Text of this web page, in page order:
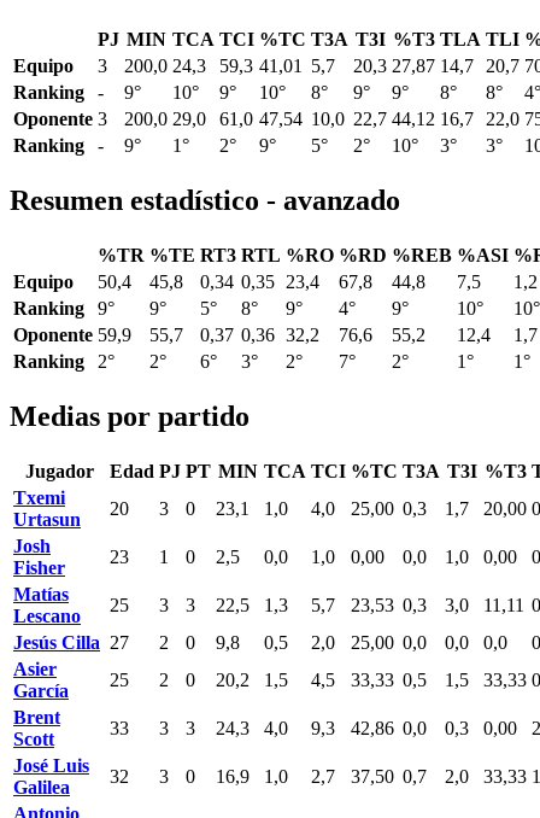
PJ MIN TCA TCI %TC T3A T3I %T3 TLA TLI
Equipo
3 200,0 24,3 59,3 41,01 5,7 20,3 27,87 14,7 20,7
Ranking
- 9° 10° 9° 10° 8° 9° 9° 8° 8°
4°
Oponente 3 200,0 29,0 61,0 47,54 10,0 22,7 44,12 16,7 22,0
Ranking
- 9° 1° 2° 9° 5° 2° 10° 3° 3°
Resumen estadístico - avanzado
%TR %TE RT3 RTL %RO %RD %REB %ASI
Equipo
50,4 45,8 0,34 0,35 23,4 67,8 44,8 7,5
1,2
Ranking
9° 9° 5° 8° 9° 4° 9° 10°
10°
Oponente 59,9 55,7 0,37 0,36 32,2 76,6 55,2 12,4
1,7
Ranking
2° 2° 6° 3° 2° 7° 2° 1° 1°
Medias por partido
Jugador Edad PJ PT MIN TCA TCI %TC T3A T3I %T3
Txemi
Urtasun
20 3 0 23,1 1,0 4,0 25,00 0,3 1,7 20,00
Josh
Fisher
23 1 0 2,5 0,0 1,0 0,00 0,0 1,0 0,00
Matías
Lescano
25 3 3 22,5 1,3 5,7 23,53 0,3 3,0 11,11
Jesús Cilla 27 2 0 9,8 0,5 2,0 25,00 0,0 0,0 0,0
Asier
García
25 2 0 20,2 1,5 4,5 33,33 0,5 1,5 33,33
Brent
Scott
33 3 3 24,3 4,0 9,3 42,86 0,0 0,3 0,00
José Luis
Galilea
32 3 0 16,9 1,0 2,7 37,50 0,7 2,0 33,33
Antonio